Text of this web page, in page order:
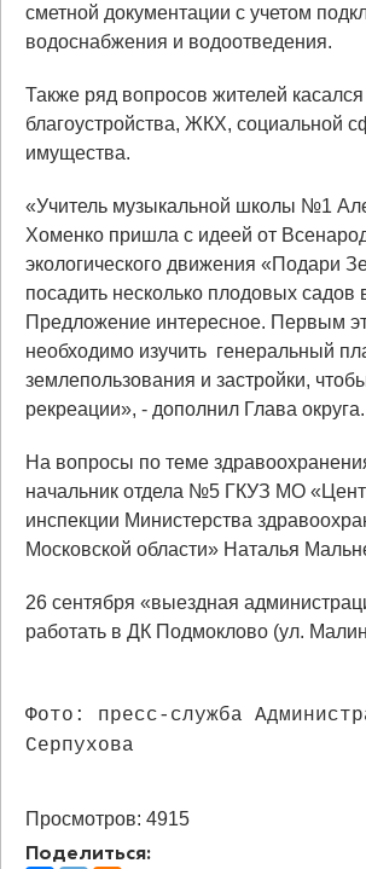
сметной документации с учетом
водоснабжения и водоотведения.
Также ряд вопросов жителей касался
благоустройства, ЖКХ, социальной
имущества.
«Учитель музыкальной школы №1
Хоменко пришла с идеей от
экологического движения «Подари
посадить несколько плодовых садов
Предложение интересное. Первым
необходимо изучить генеральный
землепользования и застройки,
рекреации», - дополнил Глава округа.
На вопросы по теме
начальник отдела №5 ГКУЗ МО
инспекции Министерства
Московской области» Наталья
26 сентября «выездная
работать в ДК Подмоклово (ул.
Фото: пресс-служба
Серпухова
Просмотров: 4915
Поделиться: